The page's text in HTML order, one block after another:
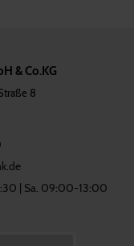
& Co.KG
8
| Sa. 09:00-13:00